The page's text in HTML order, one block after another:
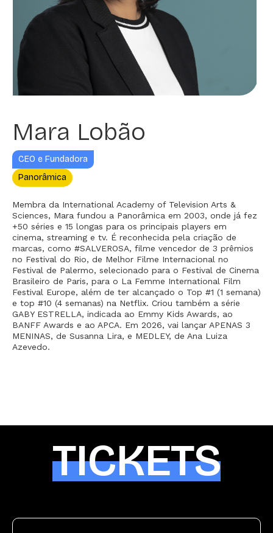
Mara Lobão
CEO e Fundadora
Panorâmica
Membra da International Academy of Television Arts &
Sciences, Mara fundou a Panorâmica em 2003, onde já fez
+50 séries e 15 longas para os principais players em
cinema, streaming e tv. É reconhecida pela criação de
marcas, como #SALVEROSA, filme vencedor de 3 prêmios
no Festival do Rio, de Melhor Filme Internacional no
Festival de Palermo, selecionado para o Festival de Cinema
Brasileiro de Paris, para o La Femme International Film
Festival Europe, além de ter alcançado o Top #1 (1 semana)
e top #10 (4 semanas) na Netflix. Criou também a série
GABY ESTRELLA, indicada ao Emmy Kids Awards, ao
BANFF Awards e ao APCA. Em 2026, vai lançar APENAS 3
MENINAS, de Susanna Lira, e MEDLEY, de Ana Luiza
Azevedo.
TICKETS